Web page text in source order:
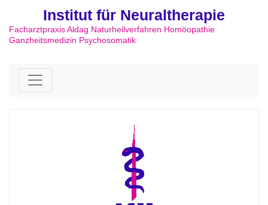
Institut für Neuraltherapie
Facharztpraxis Aldag Naturheilverfahren Homöopathie
Ganzheitsmedizin Psychosomatik